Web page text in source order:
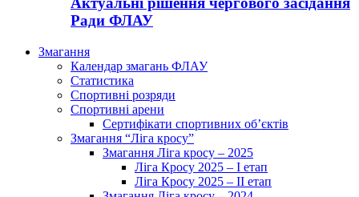
Ради ФЛАУ
Змагання
Календар змагань ФЛАУ
Статистика
Спортивні розряди
Спортивні арени
Сертифікати спортивних об’єктів
Змагання “Ліга кросу”
Змагання Ліга кросу – 2025
Ліга Кросу 2025 – I етап
Ліга Кросу 2025 – II етап